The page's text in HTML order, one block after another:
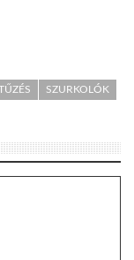
SZURKOLÓK